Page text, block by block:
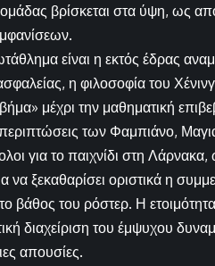
βρίσκεται στα ύψη, ως
είναι η εκτός έδρας
η φιλοσοφία του
μέχρι την μαθηματική
των Φαμπιάνο,
για το παιχνίδι στη
να ξεκαθαρίσει οριστικά η
βάθος του ρόστερ. Η
διαχείριση του έμψυχου
απουσίες.